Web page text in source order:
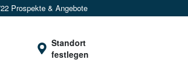
Prospekte & Angebote
Standort
festlegen